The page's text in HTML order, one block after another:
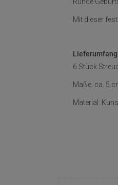
Mit dieser
6 Stück
Maße: ca. 5
Material: